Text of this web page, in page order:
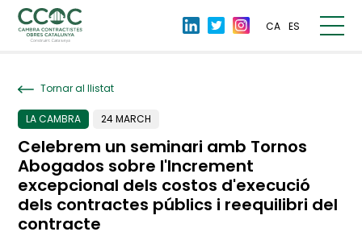
CA ES
Tornar al llistat
LA CAMBRA 24 MARCH
Celebrem un seminari amb Tornos
Abogados sobre l'Increment
excepcional dels costos d'execució
dels contractes públics i reequilibri del
contracte